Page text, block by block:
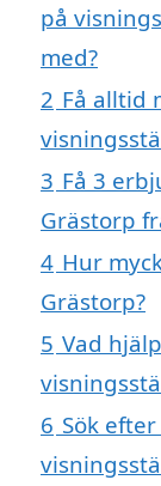
på
med?
2 Få alltid
3 Få 3
Grästorp
4 Hur
Grästorp?
5 Vad
6 Sök